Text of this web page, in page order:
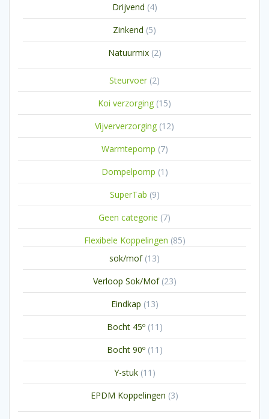
Drijvend 44
producten
Zinkend 55
producten
Natuurmix 22
Steurvoer 22
producten
Koi verzorging 1515
producten
Vijververzorging 1212
producten
Warmtepomp 77
producten
Dompelpomp 1 1
product
SuperTab 99
producten
Geen categorie 77
producten
Flexibele Koppelingen 8585
sok/mof 1313
producten
Verloop Sok/Mof 2323
producten
Eindkap 1313
producten
Bocht 45º 11 11
producten
Bocht 90º 11 11
producten
Y-stuk 11 11
producten
EPDM Koppelingen 33